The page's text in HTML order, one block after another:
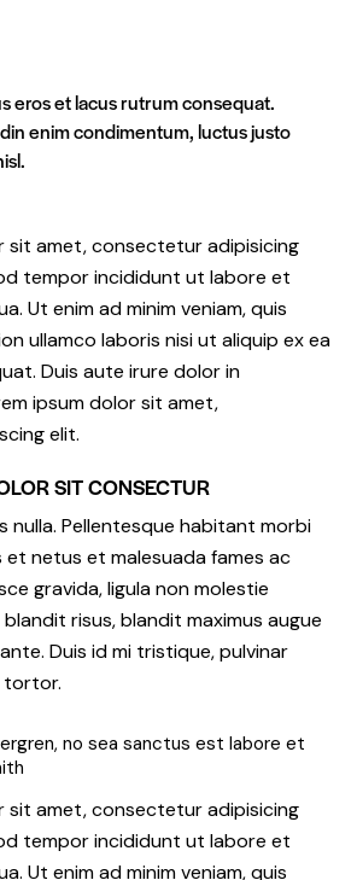
eros et lacus rutrum consequat.
enim condimentum, luctus justo
sit amet, consectetur adipisicing
tempor incididunt ut labore et
Ut enim ad minim veniam, quis
ullamco laboris nisi ut aliquip ex ea
Duis aute irure dolor in
ipsum dolor sit amet,
elit.
SIT CONSECTUR
nulla. Pellentesque habitant morbi
netus et malesuada fames ac
gravida, ligula non molestie
risus, blandit maximus augue
Duis id mi tristique, pulvinar
tortor.
no sea sanctus est labore et
sit amet, consectetur adipisicing
tempor incididunt ut labore et
Ut enim ad minim veniam, quis